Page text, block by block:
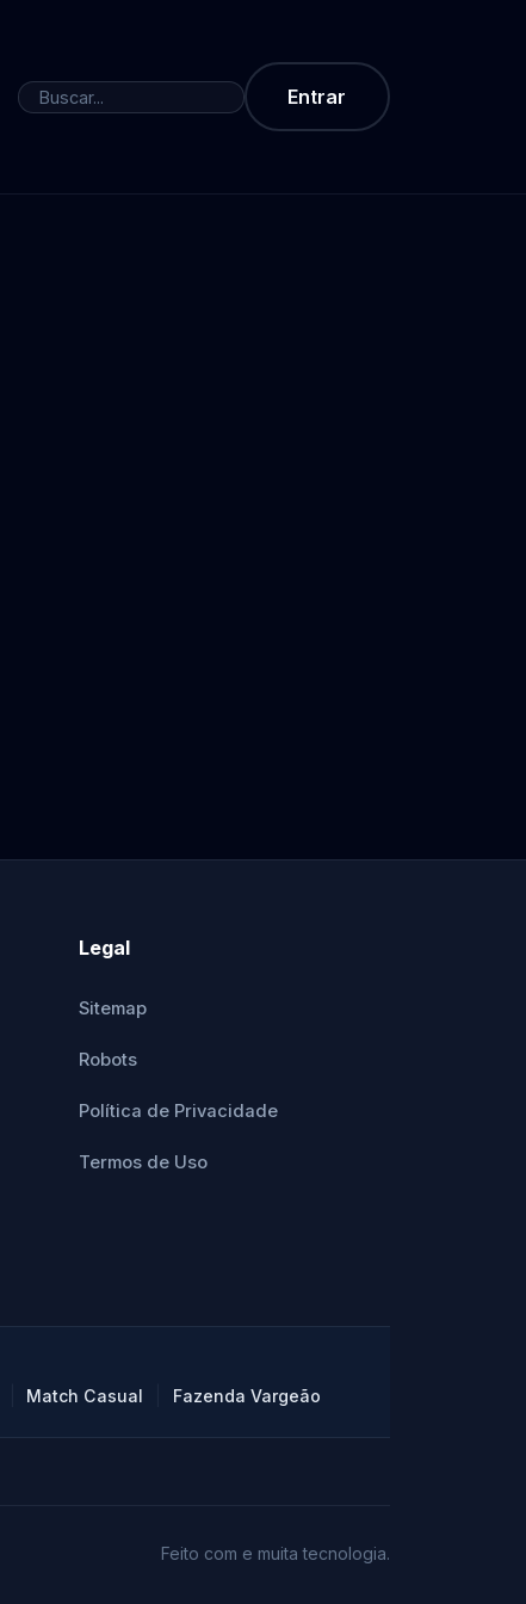
Entrar
Legal
Sitemap
Robots
Política de Privacidade
Termos de Uso
Match Casual Fazenda Vargeão
Feito com e muita tecnologia.